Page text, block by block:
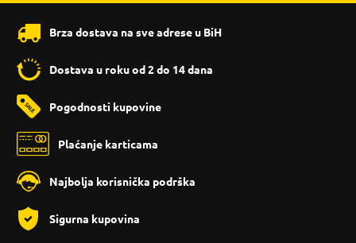
Brza dostava na sve adrese u BiH
Dostava u roku od 2 do 14 dana
Pogodnosti kupovine
Plaćanje karticama
Najbolja korisnička podrška
Sigurna kupovina